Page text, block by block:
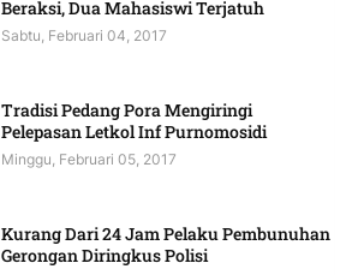
Beraksi, Dua Mahasiswi Terjatuh
Sabtu, Februari 04, 2017
Tradisi Pedang Pora Mengiringi
Pelepasan Letkol Inf Purnomosidi
Minggu, Februari 05, 2017
Kurang Dari 24 Jam Pelaku Pembunuhan
Gerongan Diringkus Polisi